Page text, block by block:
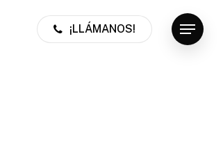
¡LLÁMANOS! Menu